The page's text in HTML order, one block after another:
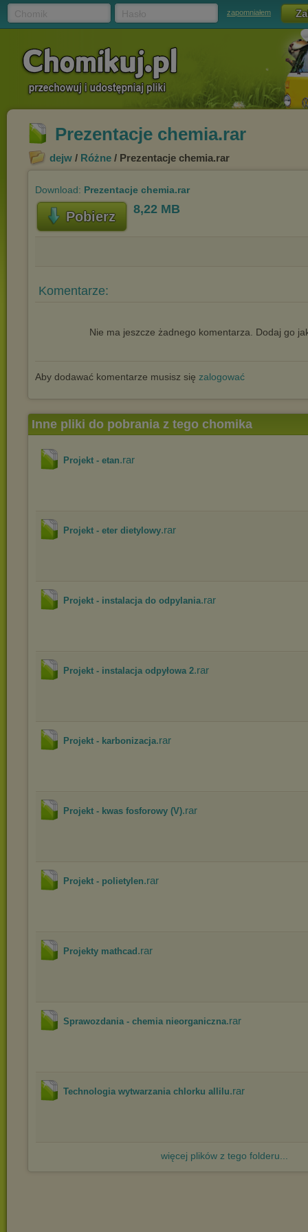
zapomniałem
Prezentacje chemia.rar
dejw / Różne / Prezentacje chemia.rar
Download: Prezentacje chemia.rar
Pobierz 8,22 MB
Komentarze:
Nie ma jeszcze żadnego komentarza. Dodaj go
Aby dodawać komentarze musisz się zalogować
Inne pliki do pobrania z tego chomika
Projekt - etan.rar
Projekt - eter dietylowy.rar
Projekt - instalacja do odpylania.rar
Projekt - instalacja odpyłowa 2.rar
Projekt - karbonizacja.rar
Projekt - kwas fosforowy (V).rar
Projekt - polietylen.rar
Projekty mathcad .rar
Sprawozdania - chemia nieorganiczna.rar
Technologia wytwarzania chlorku allilu.rar
więcej plików z tego folderu...